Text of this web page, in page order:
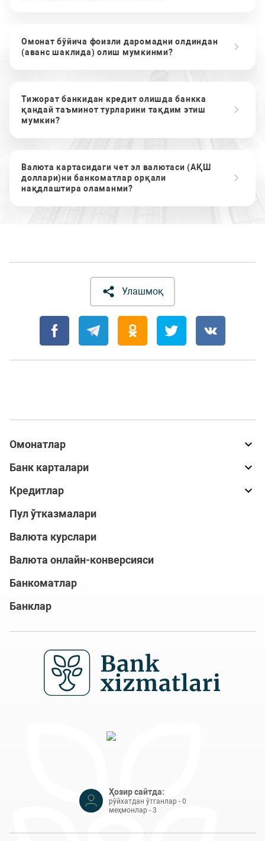
Омонат бўйича фоизли даромадни олдиндан
(аванс шаклида) олиш мумкинми?
Тижорат банкидан кредит олишда банкка
қандай таъминот турларини тақдим этиш
мумкин?
Валюта картасидаги чет эл валютаси (АҚШ
доллари)ни банкоматлар орқали
нақдлаштира оламанми?
Улашмоқ
Омонатлар
Банк карталари
Кредитлар
Пул ўтказмалари
Валюта курслари
Валюта онлайн-конверсияси
Банкоматлар
Банклар
Ҳозир сайтда:
рўйхатдан ўтганлар - 0
меҳмонлар - 3